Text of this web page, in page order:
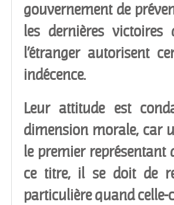
gouvernement de
les dernières
l’étranger autorisent
indécence.
Leur attitude est
dimension morale, car
le premier représentant
ce titre, il se doit de
particulière quand celle-